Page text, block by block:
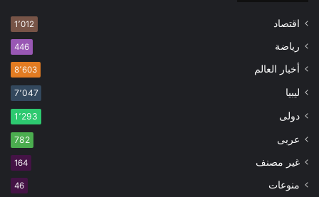
اقتصاد 1٬012
رياضة 446
أخبار العالم 8٬603
ليبيا 7٬047
دولى 1٬293
عربى 782
غير مصنف 164
منوعات 46